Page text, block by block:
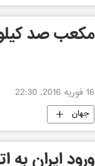
مکعب صد
16 فوریه 2016, 22:30
جهان
ورود ایران به